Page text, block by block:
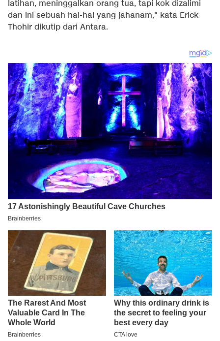
latihan, meninggalkan orang tua, tapi kok dizalimi
dan ini sebuah hal-hal yang jahanam," kata Erick
Thohir dikutip dari Antara.